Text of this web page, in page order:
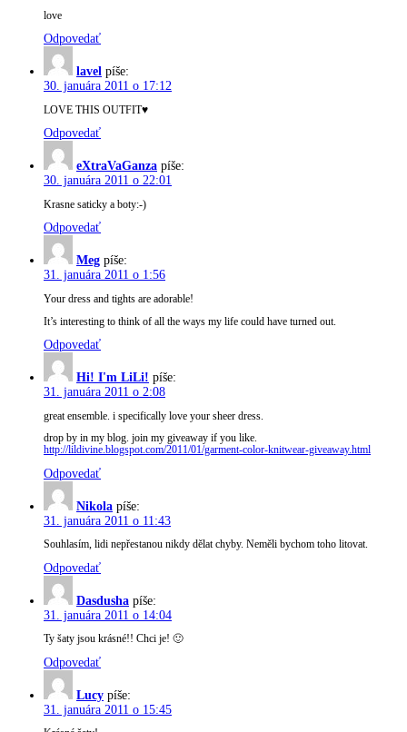
love
Odpovedať
lavel píše:
30. januára 2011 o 17:12
LOVE THIS OUTFIT♥
Odpovedať
eXtraVaGanza píše:
30. januára 2011 o 22:01
Krasne saticky a boty:-)
Odpovedať
Meg píše:
31. januára 2011 o 1:56
Your dress and tights are adorable!
It’s interesting to think of all the ways my life could have turned out.
Odpovedať
Hi! I'm LiLi! píše:
31. januára 2011 o 2:08
great ensemble. i specifically love your sheer dress.
drop by in my blog. join my giveaway if you like.
http://lildivine.blogspot.com/2011/01/garment-color-knitwear-giveaway.html
Odpovedať
Nikola píše:
31. januára 2011 o 11:43
Souhlasím, lidi nepřestanou nikdy dělat chyby. Neměli bychom toho litovat.
Odpovedať
Dasdusha píše:
31. januára 2011 o 14:04
Ty šaty jsou krásné!! Chci je! 🙂
Odpovedať
Lucy píše:
31. januára 2011 o 15:45